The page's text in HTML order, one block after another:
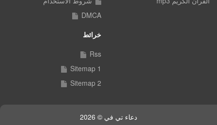
DMCA
خرائط
Rss
Sitemap 1
Sitemap 2
دعاء تي في © 2026